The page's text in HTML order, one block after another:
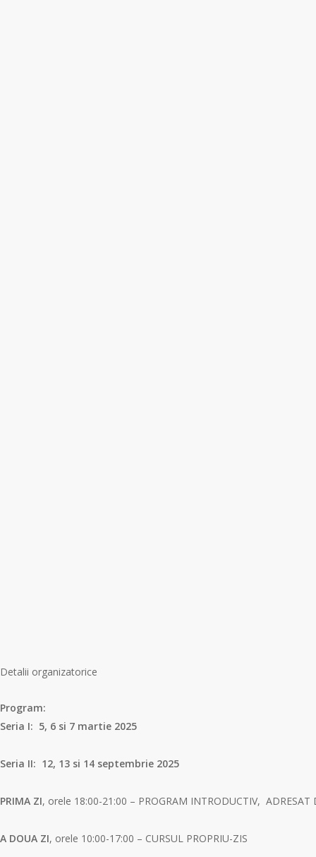
Detalii organizatorice
Program:
Seria I: 5, 6 si 7 martie 2025
Seria II: 12, 13 si 14 septembrie 2025
PRIMA ZI, orele 18:00-21:00 – PROGRAM INTRODUCTIV, ADRESAT
A DOUA ZI, orele 10:00-17:00 – CURSUL PROPRIU-ZIS